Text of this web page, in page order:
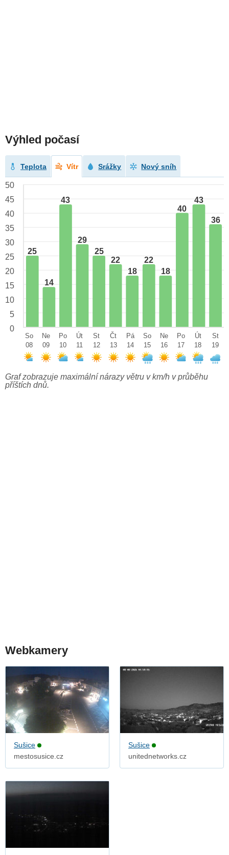
Výhled počasí
Teplota Vítr Srážky Nový sníh
25
14
43
29
25
22
18
22
18
40
43
36
50
45
40
35
30
25
20
15
10
5
0
So
08
Ne
09
Po
10
Út
11
St
12
Čt
13
Pá
14
So
15
Ne
16
Po
17
Út
18
St
19
Graf zobrazuje maximální nárazy větru v km/h v průběhu
příštích dnů.
Webkamery
Sušice
mestosusice.cz
Sušice
unitednetworks.cz